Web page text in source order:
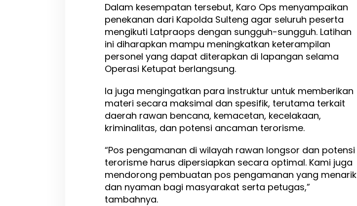
n
P
e
a
y
a
a
n
A
r
u
s
u
d
i
k
Dalam kesempatan tersebut, Karo Ops menyampaikan
penekanan dari Kapolda Sulteng agar seluruh peserta
mengikuti Latpraops dengan sungguh-sungguh. Latihan
ini diharapkan mampu meningkatkan keterampilan
personel yang dapat diterapkan di lapangan selama
Operasi Ketupat berlangsung.
Ia juga mengingatkan para instruktur untuk memberikan
materi secara maksimal dan spesifik, terutama terkait
daerah rawan bencana, kemacetan, kecelakaan,
kriminalitas, dan potensi ancaman terorisme.
“Pos pengamanan di wilayah rawan longsor dan potensi
terorisme harus dipersiapkan secara optimal. Kami juga
mendorong pembuatan pos pengamanan yang menarik
dan nyaman bagi masyarakat serta petugas,”
tambahnya.